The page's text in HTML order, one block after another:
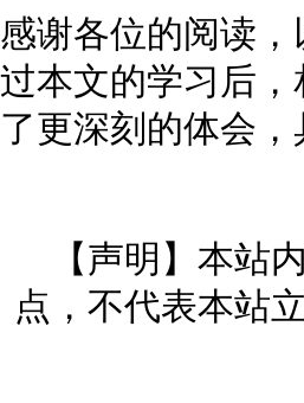
感谢各位的阅读
过本文的学习后
了更深刻的体会
【声明】本站
点，不代表本站